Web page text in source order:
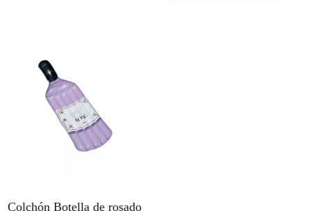
Colchón Botella de rosado